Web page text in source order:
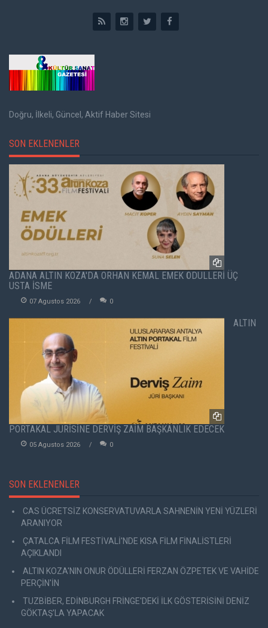
Doğru, İlkeli, Güncel, Aktif Haber Sitesi
SON EKLENENLER
ADANA ALTIN KOZA'DA ORHAN KEMAL EMEK ÖDÜLLERİ ÜÇ
USTA İSME
07 Agustos 2026 0
ALTIN
PORTAKAL JÜRİSİNE DERVİŞ ZAİM BAŞKANLIK EDECEK
05 Agustos 2026 0
SON EKLENENLER
CAS ÜCRETSİZ KONSERVATUVARLA SAHNENİN YENİ YÜZLERİ
ARANIYOR
ÇATALCA FİLM FESTİVALİ'NDE KISA FİLM FİNALİSTLERİ
AÇIKLANDI
ALTIN KOZA'NIN ONUR ÖDÜLLERİ FERZAN ÖZPETEK VE VAHİDE
PERÇİN'İN
TUZBİBER, EDİNBURGH FRİNGE'DEKİ İLK GÖSTERİSİNİ DENİZ
GÖKTAŞ'LA YAPACAK